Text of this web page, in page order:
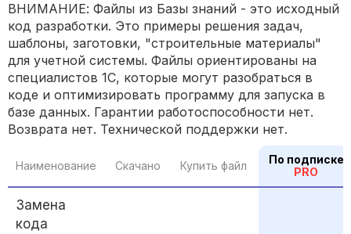
ВНИМАНИЕ: Файлы из Базы знаний - это исходный
код разработки. Это примеры решения задач,
шаблоны, заготовки, "строительные материалы"
для учетной системы. Файлы ориентированы на
специалистов 1С, которые могут разобраться в
коде и оптимизировать программу для запуска в
базе данных. Гарантии работоспособности нет.
Возврата нет. Технической поддержки нет.
Наименование Скачано Купить файл
По подписке
PRO
Замена
кода